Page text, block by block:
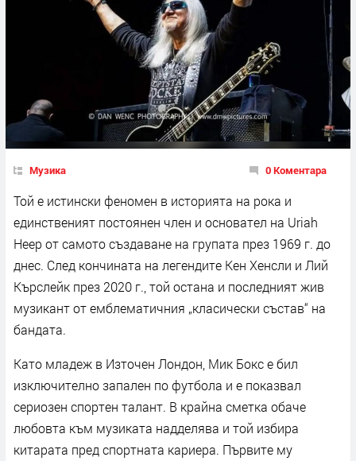
Музика 0 Коментара
Той е истински феномен в историята на рока и
единственият постоянен член и основател на Uriah
Heep от самото създаване на групата през 1969 г. до
днес. След кончината на легендите Кен Хенсли и Лий
Кърслейк през 2020 г., той остана и последният жив
музикант от емблематичния „класически състав“ на
бандата.
Като младеж в Източен Лондон, Мик Бокс е бил
изключително запален по футбола и е показвал
сериозен спортен талант. В крайна сметка обаче
любовта към музиката надделява и той избира
китарата пред спортната кариера. Първите му